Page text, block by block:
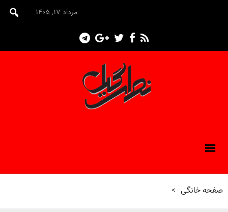
مرداد ۱۷, ۱۴۰۵
صفحه خانگی >